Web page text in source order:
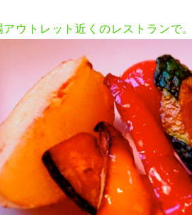
アウトレット近くのレストランで